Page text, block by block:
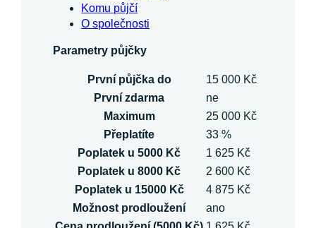
Komu půjčí
O společnosti
Parametry půjčky
První půjčka do
15 000 Kč
První zdarma
ne
Maximum
25 000 Kč
Přeplatíte
33 %
Poplatek u 5000 Kč
1 625 Kč
Poplatek u 8000 Kč
2 600 Kč
Poplatek u 15000 Kč
4 875 Kč
Možnost prodloužení
ano